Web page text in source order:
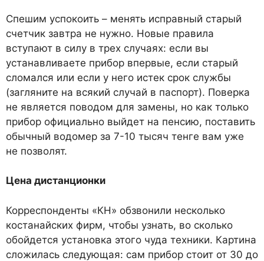
Спешим успокоить – менять исправный старый
счетчик завтра не нужно. Новые правила
вступают в силу в трех случаях: если вы
устанавливаете прибор впервые, если старый
сломался или если у него истек срок службы
(загляните на всякий случай в паспорт). Поверка
не является поводом для замены, но как только
прибор официально выйдет на пенсию, поставить
обычный водомер за 7-10 тысяч тенге вам уже
не позволят.
Цена дистанционки
Корреспонденты «КН» обзвонили несколько
костанайских фирм, чтобы узнать, во сколько
обойдется установка этого чуда техники. Картина
сложилась следующая: сам прибор стоит от 30 до